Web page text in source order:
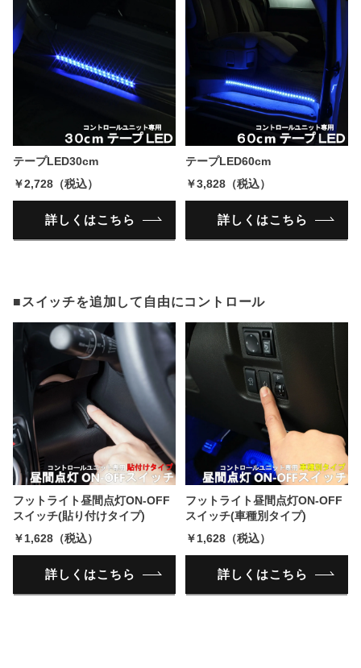
テープLED30cm
￥2,728（税込）
詳しくはこちら
テープLED60cm
￥3,828（税込）
詳しくはこちら
■スイッチを追加して自由にコントロール
フットライト昼間点灯ON-OFF
スイッチ(貼り付けタイプ)
￥1,628（税込）
詳しくはこちら
フットライト昼間点灯ON-OFF
スイッチ(車種別タイプ)
￥1,628（税込）
詳しくはこちら